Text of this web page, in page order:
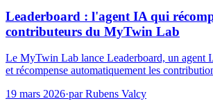
Leaderboard : l'agent IA qui
contributeurs du MyTwin Lab
Le MyTwin Lab lance Leaderboard, un agent
et récompense automatiquement les
19 mars 2026·par Rubens Valcy